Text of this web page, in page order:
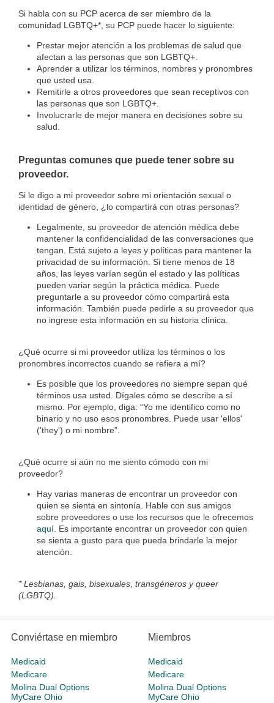
Si habla con su PCP acerca de ser miembro de la
comunidad LGBTQ+*, su PCP puede hacer lo siguiente:
Prestar mejor atención a los problemas de salud que
afectan a las personas que son LGBTQ+.
Aprender a utilizar los términos, nombres y pronombres
que usted usa.
Remitirle a otros proveedores que sean receptivos con
las personas que son LGBTQ+.
Involucrarle de mejor manera en decisiones sobre su
salud.
Preguntas comunes que puede tener sobre su
proveedor.
Si le digo a mi proveedor sobre mi orientación sexual o
identidad de género, ¿lo compartirá con otras personas?
Legalmente, su proveedor de atención médica debe
mantener la confidencialidad de las conversaciones que
tengan. Está sujeto a leyes y políticas para mantener la
privacidad de su información. Si tiene menos de 18
años, las leyes varían según el estado y las políticas
pueden variar según la práctica médica. Puede
preguntarle a su proveedor cómo compartirá esta
información. También puede pedirle a su proveedor que
no ingrese esta información en su historia clínica.
¿Qué ocurre si mi proveedor utiliza los términos o los
pronombres incorrectos cuando se refiera a mí?
Es posible que los proveedores no siempre sepan qué
términos usa usted. Dígales cómo se describe a sí
mismo. Por ejemplo, diga: “Yo me identifico como no
binario y no uso esos pronombres. Puede usar 'ellos'
('they') o mi nombre”.
¿Qué ocurre si aún no me siento cómodo con mi
proveedor?
Hay varias maneras de encontrar un proveedor con
quien se sienta en sintonía. Hable con sus amigos
sobre proveedores o use los recursos que le ofrecemos
aquí. Es importante encontrar un proveedor con quien
se sienta a gusto para que pueda brindarle la mejor
atención.
* Lesbianas, gais, bisexuales, transgéneros y queer
(LGBTQ).
Conviértase en miembro
Medicaid
Medicare
Molina Dual Options
MyCare Ohio
Miembros
Medicaid
Medicare
Molina Dual Options
MyCare Ohio